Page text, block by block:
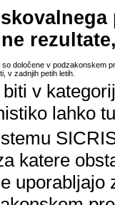
določene v podzakonskem
v zadnjih petih letih.
v
lahko
katere